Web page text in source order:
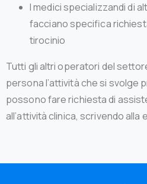
I medici specializzandi di
facciano specifica
tirocinio
Tutti gli altri operatori del
persona l’attività che si svolge
possono fare richiesta di
all’attività clinica, scrivendo alla